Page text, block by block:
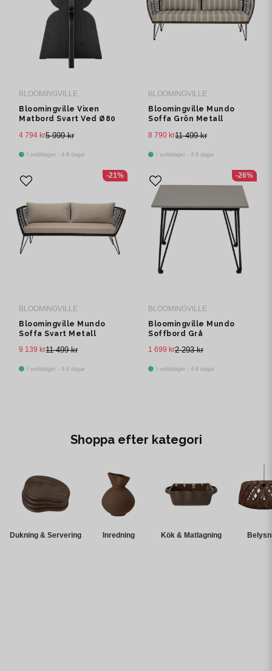
BLOOMINGVILLE
Bloomingville Vixen
Matbord Svart Ved Ø80
5 999 kr
4 794 kr
I webblager - 4-8 dagar
BLOOMINGVILLE
Bloomingville Mundo
Soffa Grön Metall
11 499 kr
8 790 kr
I webblager - 4-8 dagar
BLOOMINGVILLE
Bloomingville Mundo
Soffa Svart Metall
11 499 kr
9 139 kr
I webblager - 4-8 dagar
-21%
BLOOMINGVILLE
Bloomingville Mundo
Soffbord Grå
2 293 kr
1 699 kr
I webblager - 4-8 dagar
-26%
Shoppa efter kategori
Dukning & Servering Inredning Kök & Matlagning